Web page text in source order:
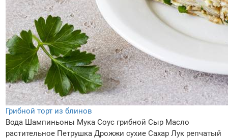
Грибной торт из блинов
Вода Шампиньоны Мука Соус грибной Сыр Масло
растительное Петрушка Дрожжи сухие Сахар Лук репчатый